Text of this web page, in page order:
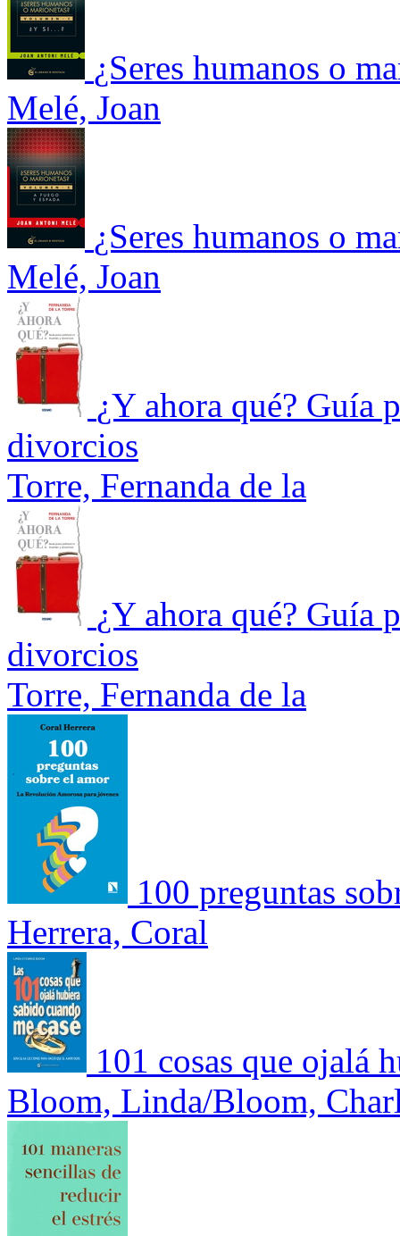
¿Seres humanos o
Melé, Joan
¿Seres humanos o
Melé, Joan
¿Y ahora qué? Guía
divorcios
Torre, Fernanda de la
¿Y ahora qué? Guía
divorcios
Torre, Fernanda de la
100 preguntas
Herrera, Coral
101 cosas que ojalá
Bloom, Linda/Bloom,